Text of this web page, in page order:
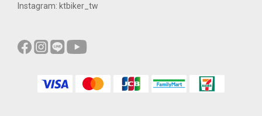
Instagram: ktbiker_tw